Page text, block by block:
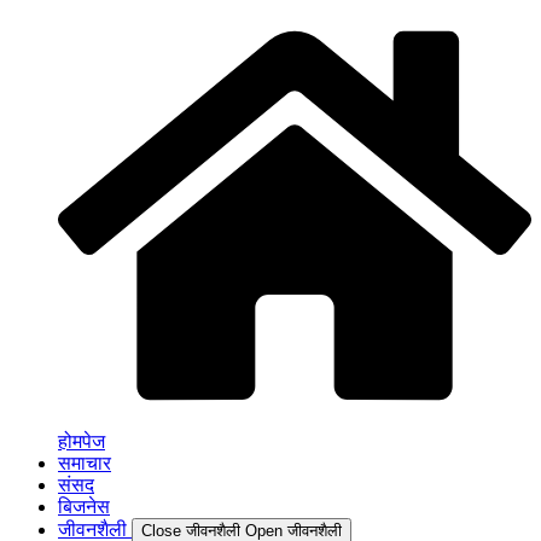
होमपेज
समाचार
संसद
बिजनेस
जीवनशैली
Close जीवनशैली Open जीवनशैली